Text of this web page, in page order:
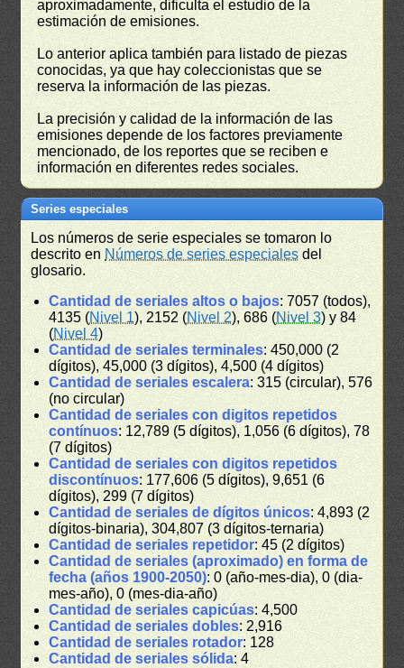
aproximadamente, dificulta el estudio de la
estimación de emisiones.
Lo anterior aplica también para listado de piezas
conocidas, ya que hay coleccionistas que se
reserva la información de las piezas.
La precisión y calidad de la información de las
emisiones depende de los factores previamente
mencionado, de los reportes que se reciben e
información en diferentes redes sociales.
Series especiales
Los números de serie especiales se tomaron lo
descrito en Números de series especiales del
glosario.
Cantidad de seriales altos o bajos: 7057 (todos),
4135 (Nivel 1), 2152 (Nivel 2), 686 (Nivel 3) y 84
(Nivel 4)
Cantidad de seriales terminales: 450,000 (2
dígitos), 45,000 (3 dígitos), 4,500 (4 dígitos)
Cantidad de seriales escalera: 315 (circular), 576
(no circular)
Cantidad de seriales con digitos repetidos
contínuos: 12,789 (5 dígitos), 1,056 (6 dígitos), 78
(7 dígitos)
Cantidad de seriales con digitos repetidos
discontínuos: 177,606 (5 dígitos), 9,651 (6
dígitos), 299 (7 dígitos)
Cantidad de seriales de dígitos únicos: 4,893 (2
dígitos-binaria), 304,807 (3 dígitos-ternaria)
Cantidad de seriales repetidor: 45 (2 dígitos)
Cantidad de seriales (aproximado) en forma de
fecha (años 1900-2050): 0 (año-mes-dia), 0 (dia-
mes-año), 0 (mes-dia-año)
Cantidad de seriales capicúas: 4,500
Cantidad de seriales dobles: 2,916
Cantidad de seriales rotador: 128
Cantidad de seriales sólida: 4